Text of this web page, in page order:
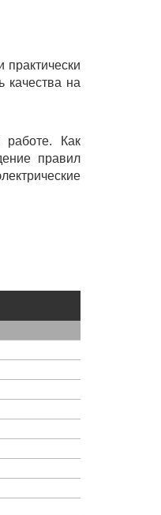
качества на
работе. Как
правил